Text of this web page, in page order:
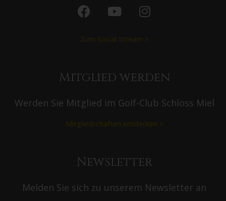
Zum Social Stream >
Mitglied werden
Werden Sie Mitglied im Golf-Club Schloss Miel
Mitgliedschaften entdecken >
Newsletter
Melden Sie sich zu unserem Newsletter an